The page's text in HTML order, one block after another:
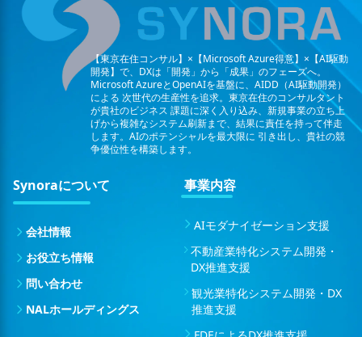
【東京在住コンサル】×【Microsoft Azure得意】×【AI駆動
開発】で、DXは「開発」から「成果」のフェーズへ。
Microsoft AzureとOpenAIを基盤に、AIDD（AI駆動開発）
による 次世代の生産性を追求。東京在住のコンサルタント
が貴社のビジネス 課題に深く入り込み、新規事業の立ち上
げから複雑なシステム刷新まで、結果に責任を持って伴走
します。AIのポテンシャルを最大限に 引き出し、貴社の競
争優位性を構築します。
Synoraについて
会社情報
お役立ち情報
問い合わせ
NALホールディングス
事業内容
AIモダナイゼーション支援
不動産業特化システム開発・
DX推進支援
観光業特化システム開発・DX
推進支援